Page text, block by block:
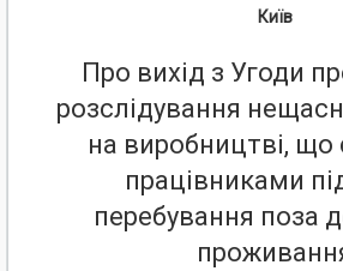
Київ
Про вихід з Угоди
розслідування
на виробництві, що
працівниками
перебування поза